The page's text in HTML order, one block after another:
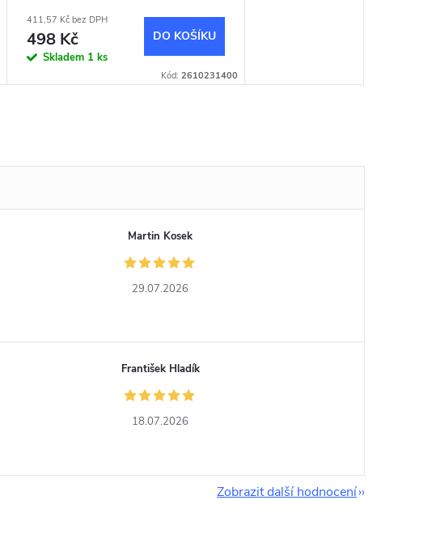
411,57 Kč bez DPH
498 Kč
Skladem 1 ks
DO KOŠÍKU
Kód: 2610231400
Martin Kosek
29.07.2026
František Hladík
18.07.2026
Zobrazit další hodnocení